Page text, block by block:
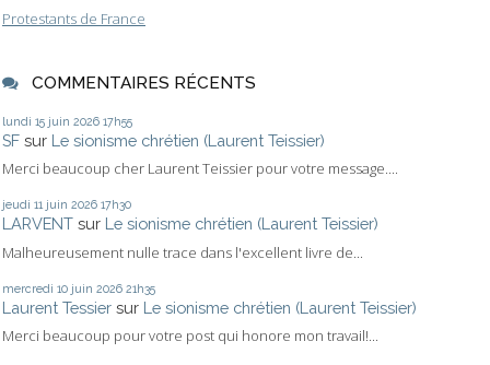
Protestants de France
COMMENTAIRES RÉCENTS
lundi 15 juin 2026 17h55
SF sur Le sionisme chrétien (Laurent Teissier)
Merci beaucoup cher Laurent Teissier pour votre message....
jeudi 11 juin 2026 17h30
LARVENT sur Le sionisme chrétien (Laurent Teissier)
Malheureusement nulle trace dans l'excellent livre de...
mercredi 10 juin 2026 21h35
Laurent Tessier sur Le sionisme chrétien (Laurent Teissier)
Merci beaucoup pour votre post qui honore mon travail!...